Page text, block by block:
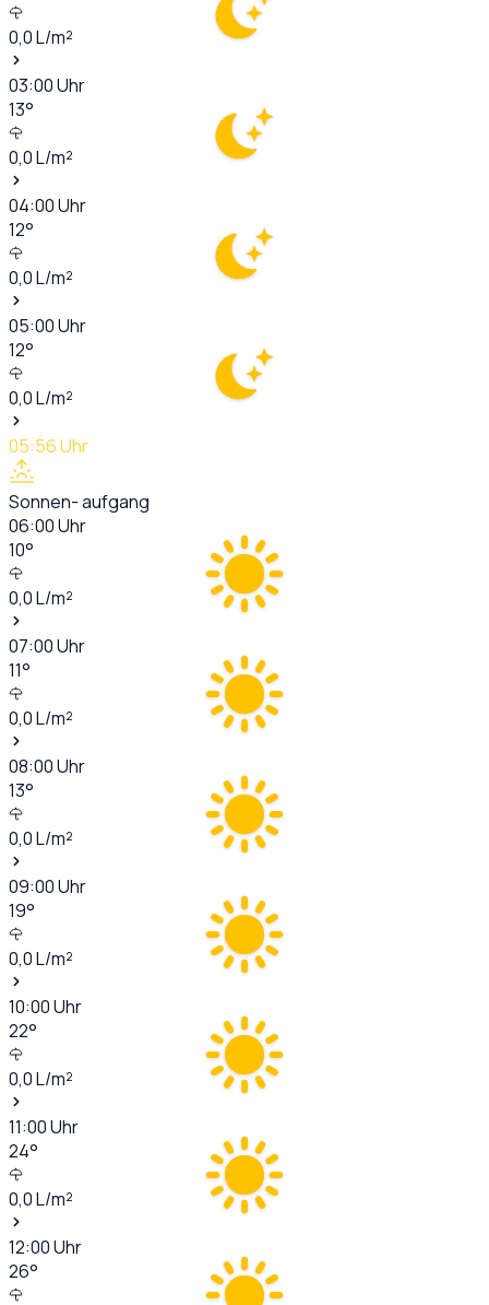
0,0L/m²
03:00Uhr
13°
0,0L/m²
04:00Uhr
12°
0,0L/m²
05:00Uhr
12°
0,0L/m²
05:56Uhr
Sonnen- aufgang
06:00Uhr
10°
0,0L/m²
07:00Uhr
11°
0,0L/m²
08:00Uhr
13°
0,0L/m²
09:00Uhr
19°
0,0L/m²
10:00Uhr
22°
0,0L/m²
11:00Uhr
24°
0,0L/m²
12:00Uhr
26°